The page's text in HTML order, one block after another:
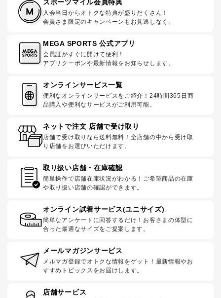
スポーツマイル会員特典
入会当日からオトクな特典が盛りだくさん！
会員さま限定のキャンペーンもお見逃しなく。
MEGA SPORTS 公式アプリ
会員証がすぐに開けて便利！
アプリクーポンや最新情報をお知らせします。
オンラインサービス一覧
便利なオンラインサービスをご紹介！24時間365日商
品購入や便利なサービスがご利用可能。
ネットで注文 店舗で受け取り
店舗で受け取りなら送料無料！全店舗の中から受け取
り店舗をお選びいただけます。
取り扱い店舗・在庫確認
簡単操作で店舗在庫状況がわかる！ご希望商品の在庫
や取り扱い店舗の確認ができます。
オンライン試着サービス(ユニサイズ)
簡単なアンケートに回答するだけ！お客さまの体型に
合った最適なサイズをご提案します。
メールマガジンサービス
メルマガ登録でオトクな情報をゲット！最新情報やお
すすめトピックスをお届けします。
店舗サービス